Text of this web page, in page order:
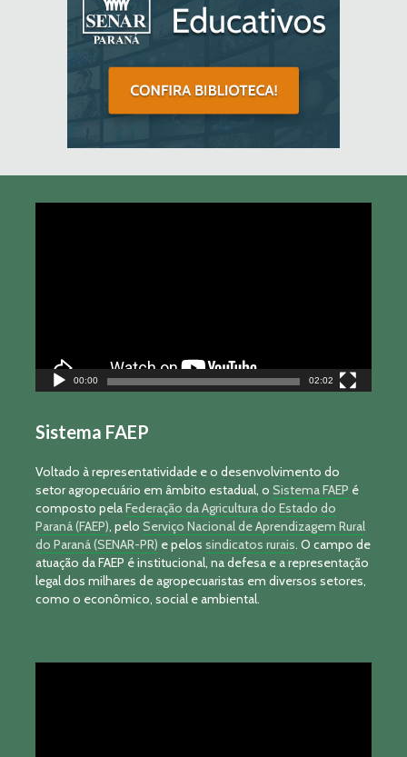
00:00 02:02
Sistema FAEP
Voltado à representatividade e o desenvolvimento do
setor agropecuário em âmbito estadual, o Sistema FAEP é
composto pelaFederação da Agricultura do Estado do
Paraná (FAEP), pelo Serviço Nacional de Aprendizagem Rural
do Paraná (SENAR-PR) e pelos sindicatos rurais. O campo de
atuação da FAEP é institucional, na defesa e a representação
legal dos milhares de agropecuaristas em diversos setores,
como o econômico, social e ambiental.